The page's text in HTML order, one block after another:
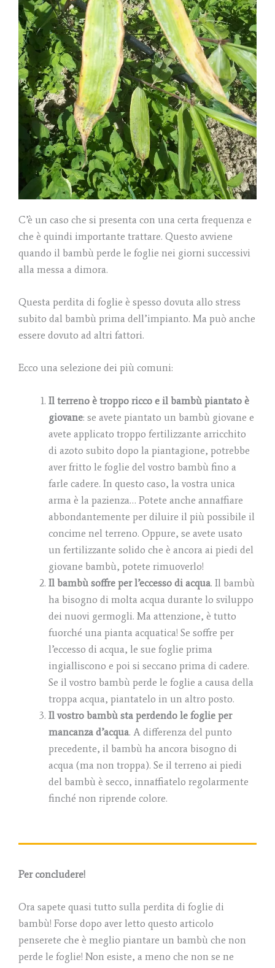
C’è un caso che si presenta con una certa frequenza e
che è quindi importante trattare. Questo avviene
quando il bambù perde le foglie nei giorni successivi
alla messa a dimora.
Questa perdita di foglie è spesso dovuta allo stress
subito dal bambù prima dell’impianto. Ma può anche
essere dovuto ad altri fattori.
Ecco una selezione dei più comuni:
Il terreno è troppo ricco e il bambù piantato è
giovane: se avete piantato un bambù giovane e
avete applicato troppo fertilizzante arricchito
di azoto subito dopo la piantagione, potrebbe
aver fritto le foglie del vostro bambù fino a
farle cadere. In questo caso, la vostra unica
arma è la pazienza… Potete anche annaffiare
abbondantemente per diluire il più possibile il
concime nel terreno. Oppure, se avete usato
un fertilizzante solido che è ancora ai piedi del
giovane bambù, potete rimuoverlo!
Il bambù soffre per l’eccesso di acqua. Il bambù
ha bisogno di molta acqua durante lo sviluppo
dei nuovi germogli. Ma attenzione, è tutto
fuorché una pianta acquatica! Se soffre per
l’eccesso di acqua, le sue foglie prima
ingialliscono e poi si seccano prima di cadere.
Se il vostro bambù perde le foglie a causa della
troppa acqua, piantatelo in un altro posto.
Il vostro bambù sta perdendo le foglie per
mancanza d’acqua. A differenza del punto
precedente, il bambù ha ancora bisogno di
acqua (ma non troppa). Se il terreno ai piedi
del bambù è secco, innaffiatelo regolarmente
finché non riprende colore.
Per concludere!
Ora sapete quasi tutto sulla perdita di foglie di
bambù! Forse dopo aver letto questo articolo
penserete che è meglio piantare un bambù che non
perde le foglie! Non esiste, a meno che non se ne